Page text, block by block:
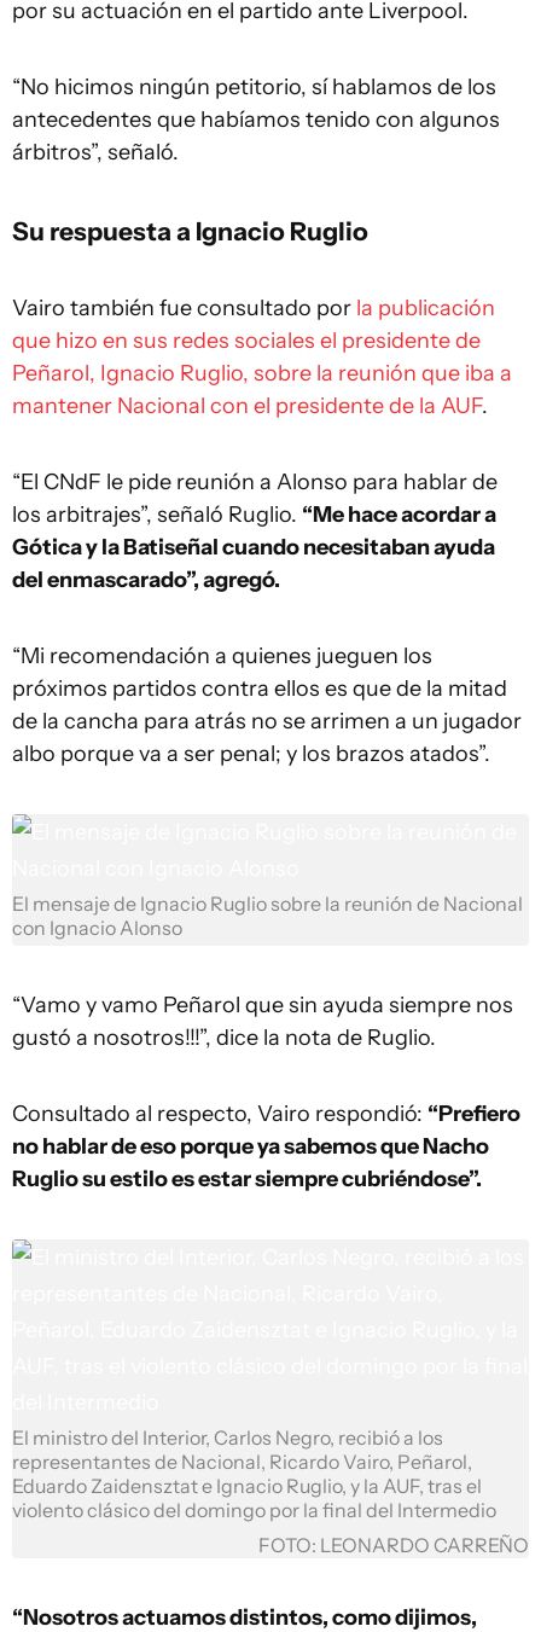
por su actuación en el partido ante Liverpool.
“No hicimos ningún petitorio, sí hablamos de los
antecedentes que habíamos tenido con algunos
árbitros”, señaló.
Su respuesta a Ignacio Ruglio
Vairo también fue consultado por la publicación
que hizo en sus redes sociales el presidente de
Peñarol, Ignacio Ruglio, sobre la reunión que iba a
mantener Nacional con el presidente de la AUF.
“El CNdF le pide reunión a Alonso para hablar de
los arbitrajes”, señaló Ruglio. “Me hace acordar a
Gótica y la Batiseñal cuando necesitaban ayuda
del enmascarado”, agregó.
“Mi recomendación a quienes jueguen los
próximos partidos contra ellos es que de la mitad
de la cancha para atrás no se arrimen a un jugador
albo porque va a ser penal; y los brazos atados”.
El mensaje de Ignacio Ruglio sobre la reunión de Nacional
con Ignacio Alonso
“Vamo y vamo Peñarol que sin ayuda siempre nos
gustó a nosotros!!!”, dice la nota de Ruglio.
Consultado al respecto, Vairo respondió: “Prefiero
no hablar de eso porque ya sabemos que Nacho
Ruglio su estilo es estar siempre cubriéndose”.
El ministro del Interior, Carlos Negro, recibió a los
representantes de Nacional, Ricardo Vairo, Peñarol,
Eduardo Zaidensztat e Ignacio Ruglio, y la AUF, tras el
violento clásico del domingo por la final del Intermedio
FOTO: LEONARDO CARREÑO
“Nosotros actuamos distintos, como dijimos,